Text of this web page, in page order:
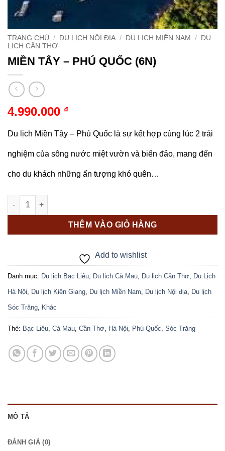
TRANG CHỦ / DU LỊCH NỘI ĐỊA / DU LỊCH MIỀN NAM /
DU
LỊCH CẦN THƠ
MIỀN TÂY – PHÚ QUỐC (6N)
4.990.000 ₫
Du lịch Miền Tây – Phú Quốc là sự kết hợp cùng lúc 2 trải
nghiệm của sông nước miệt vườn và biển đảo, mang đến
cho du khách những ấn tượng khó quên…
MIỀN TÂY - PHÚ QUỐC (6N) số lượng
THÊM VÀO GIỎ HÀNG
Add to wishlist
Danh mục: Du lịch Bạc Liêu Du lịch Cà Mau Du lịch Cần Thơ Du Lịch
Hà Nội Du lịch Kiên Giang Du lịch Miền Nam Du lịch Nội địa Du lịch
Sóc Trăng Khác
Thẻ: Bạc Liêu Cà Mau Cần Thơ Hà Nội Phú Quốc Sóc Trăng
MÔ TẢ
ĐÁNH GIÁ (0)